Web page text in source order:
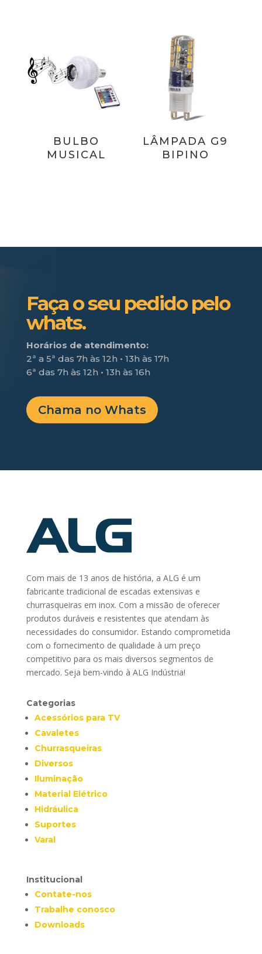
BULBO
MUSICAL
LÂMPADA G9
BIPINO
Faça o seu pedido pelo
whats.
Horários de atendimento:
2ª a 5ª das 7h às 12h • 13h às 17h
6ª das 7h às 12h • 13h às 16h
Chama no Whats
Com mais de 13 anos de história, a ALG é um
fabricante tradicional de escadas extensivas e
churrasqueiras em inox. Com a missão de oferecer
produtos duráveis e resistentes que atendam às
necessidades do consumidor. Estando comprometida
com o fornecimento de qualidade à um preço
competitivo para os mais diversos segmentos de
mercado. Seja bem-vindo à ALG Indústria!
Categorias
Acessórios para TV
Cavaletes
Churrasqueiras
Diversos
Iluminação
Material Elétrico
Hidráulica
Suportes
Varal
Institucional
Contate-nos
Trabalhe conosco
Downloads